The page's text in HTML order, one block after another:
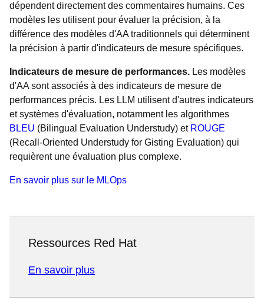
dépendent directement des commentaires humains. Ces
modèles les utilisent pour évaluer la précision, à la
différence des modèles d'AA traditionnels qui déterminent
la précision à partir d'indicateurs de mesure spécifiques.
Indicateurs de mesure de performances. Les modèles
d'AA sont associés à des indicateurs de mesure de
performances précis. Les LLM utilisent d'autres indicateurs
et systèmes d'évaluation, notamment les algorithmes
BLEU (Bilingual Evaluation Understudy) et ROUGE
(Recall-Oriented Understudy for Gisting Evaluation) qui
requièrent une évaluation plus complexe.
En savoir plus sur le MLOps
Ressources Red Hat
En savoir plus